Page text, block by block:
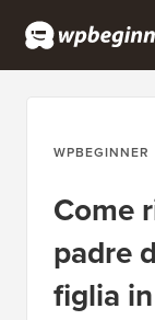
WPBEGINNER
Come
padre
figlia